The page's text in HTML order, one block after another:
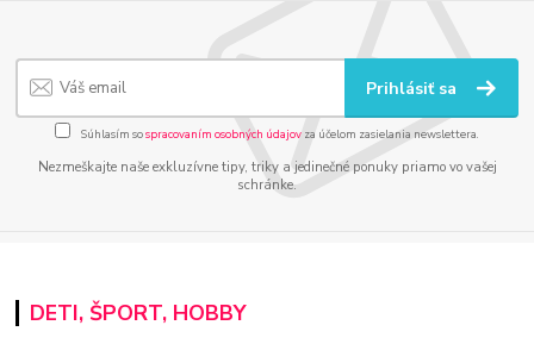
Prihlásiť sa
Súhlasím sospracovaním osobných údajov za účelom zasielania newslettera.
Nezmeškajte naše exkluzívne tipy, triky a jedinečné ponuky priamo vo vašej
schránke.
DETI, ŠPORT, HOBBY